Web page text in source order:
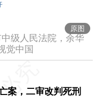
10%关税，商务部回应
授称号
12个三分+全场56分+多项纪录，37岁NBA老将库里再造里程碑
华英被执行死刑
有新发现
世卫组织：猴痘疫情仍构成“国际关注的突发公共卫生事件”
原图
级人民法院，余华
觉中国
案，二审改判死刑